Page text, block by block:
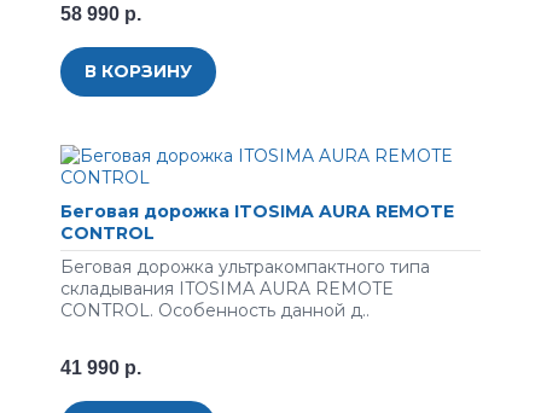
58 990 р.
В КОРЗИНУ
Беговая дорожка ITOSIMA AURA REMOTE
CONTROL
Беговая дорожка ультракомпактного типа
складывания ITOSIMA AURA REMOTE
CONTROL. Особенность данной д..
41 990 р.